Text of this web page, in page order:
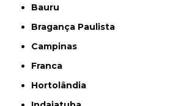
Bauru
Bragança Paulista
Campinas
Franca
Hortolândia